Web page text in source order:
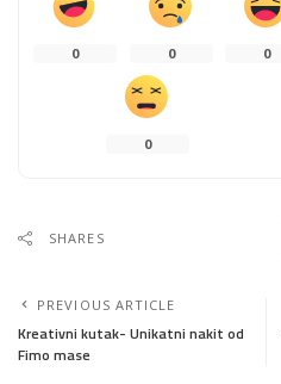
0 0 0
0
SHARES
PREVIOUS ARTICLE
Kreativni kutak- Unikatni nakit od
Fimo mase